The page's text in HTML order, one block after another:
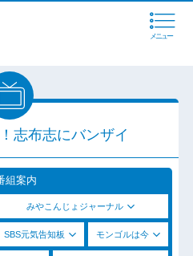
メニュー
志布志にバンザイ
組案内
みやこんじょジャーナル
SBS元気告知板 モンゴルは今